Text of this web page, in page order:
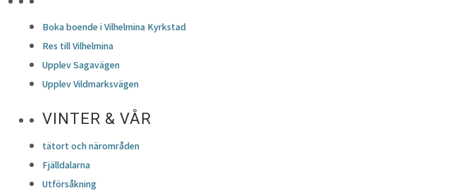
Boka boende i Vilhelmina Kyrkstad
Res till Vilhelmina
Upplev Sagavägen
Upplev Vildmarksvägen
VINTER & VÅR
tätort och närområden
Fjälldalarna
Utförsåkning